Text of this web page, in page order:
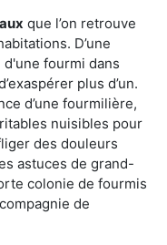
que l’on retrouve
D’une
fourmi dans
plus d’un.
d’une fourmilière,
nuisibles pour
des douleurs
astuces de grand-
colonie de fourmis
de